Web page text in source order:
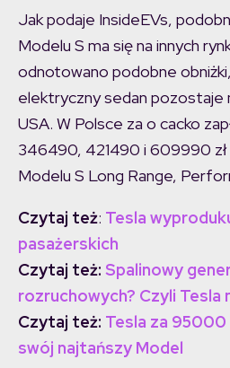
Jak podaje InsideEVs,
Modelu S ma się na innych
odnotowano podobne
elektryczny sedan pozostaje
USA. W Polsce za o cacko
346490, 421490 i 609990 zł
Modelu S Long Range,
Czytaj też: Tesla
pasażerskich
Czytaj też: Spalinowy
rozruchowych? Czyli Tesla
Czytaj też: Tesla za 95000
swój najtańszy Model